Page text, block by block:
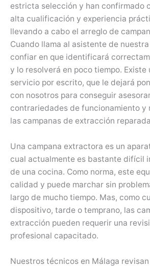
estricta selección y han confirmado
alta cualificación y experiencia
llevando a cabo el arreglo de
Cuando llama al asistente de
confiar en que identificará
y lo resolverá en poco tiempo. Existe
servicio por escrito, que le dejará
con nosotros para conseguir
contrariedades de funcionamiento y
las campanas de extracción
Una campana extractora es un
cual actualmente es bastante difícil
de una cocina. Como norma, este
calidad y puede marchar sin
largo de mucho tiempo. Mas, como
dispositivo, tarde o temprano, las
extracción pueden requerir una
profesional capacitado.
Nuestros técnicos en Málaga